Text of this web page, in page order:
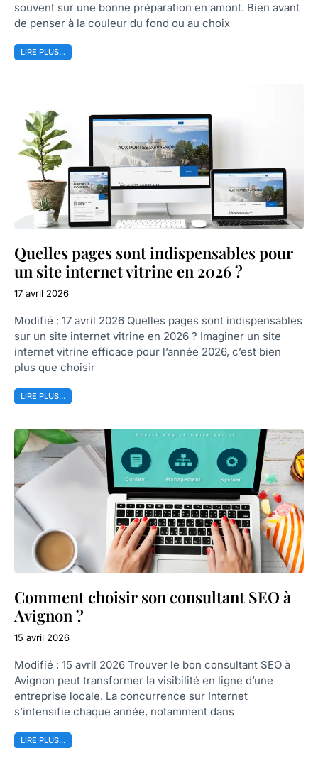
souvent sur une bonne préparation en amont. Bien avant
de penser à la couleur du fond ou au choix
LIRE PLUS...
Quelles pages sont indispensables pour
un site internet vitrine en 2026 ?
17 avril 2026
Modifié : 17 avril 2026 Quelles pages sont indispensables
sur un site internet vitrine en 2026 ? Imaginer un site
internet vitrine efficace pour l’année 2026, c’est bien
plus que choisir
LIRE PLUS...
Comment choisir son consultant SEO à
Avignon ?
15 avril 2026
Modifié : 15 avril 2026 Trouver le bon consultant SEO à
Avignon peut transformer la visibilité en ligne d’une
entreprise locale. La concurrence sur Internet
s’intensifie chaque année, notamment dans
LIRE PLUS...